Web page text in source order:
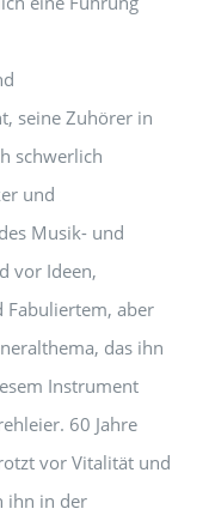
seine Zuhörer in
schwerlich
und
Musik- und
vor Ideen,
Fabuliertem, aber
das ihn
Instrument
60 Jahre
vor Vitalität und
ihn in der